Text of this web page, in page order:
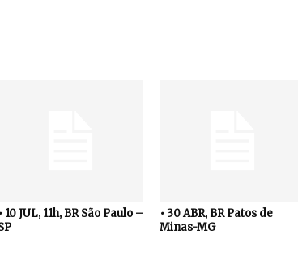
• 10 JUL, 11h, BR São Paulo –
• 30 ABR, BR Patos de
Minas-MG